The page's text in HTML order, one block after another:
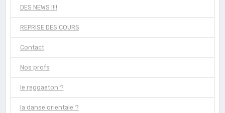
DES NEWS !!!!
REPRISE DES COURS
Contact
Nos profs
le reggaeton ?
la danse orientale ?